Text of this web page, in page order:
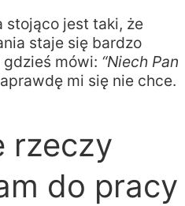
stojąco jest taki, że
staje się bardzo
mówi: “Niech Pan
mi się nie chce.
rzeczy
do pracy